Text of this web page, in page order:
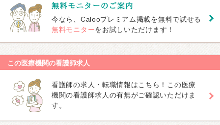
今なら、Calooプレミアム掲載を無料で試せる
無料モニターをお試しいただけます！
この医療機関の看護師求人
看護師の求人・転職情報はこちら！この医療
機関の看護師求人の有無がご確認いただけま
す。